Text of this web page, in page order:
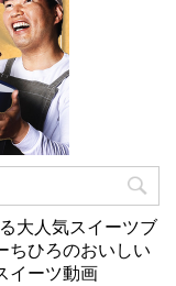
大人気スイーツブ
ちひろのおいしい
イーツ動画